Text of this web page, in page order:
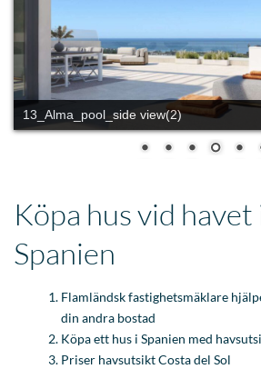
Köpa hus vid havet
Spanien
Flamländsk fastighetsmäklare
din andra bostad
Köpa ett hus i Spanien med
1. INVESTINSPAIN hjälper dig
semesterbostad vid havet i
Letar du efter enlägenhet eller ett hus till
havsutsikteller i vackra naturomgivningar?
den belgiska fastighetsmäklaren